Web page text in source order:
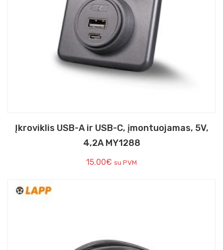
Įkroviklis USB-A ir USB-C, įmontuojamas, 5V,
4,2A MY1288
15.00€ su PVM